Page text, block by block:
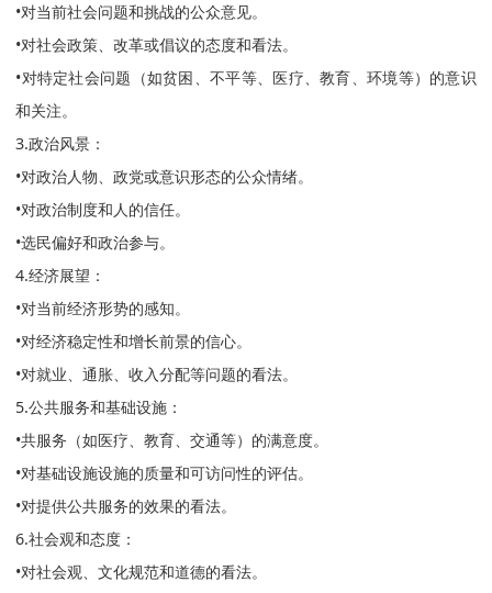
•对当前社会问题和挑战的公众意见。
•对社会政策、改革或倡议的态度和看法。
•对特定社会问题（如贫困、不平等、医疗、教育、环境等）的意识
和关注。
3.政治风景：
•对政治人物、政党或意识形态的公众情绪。
•对政治制度和人的信任。
•选民偏好和政治参与。
4.经济展望：
•对当前经济形势的感知。
•对经济稳定性和增长前景的信心。
•对就业、通胀、收入分配等问题的看法。
5.公共服务和基础设施：
•共服务（如医疗、教育、交通等）的满意度。
•对基础设施设施的质量和可访问性的评估。
•对提供公共服务的效果的看法。
6.社会观和态度：
•对社会观、文化规范和道德的看法。